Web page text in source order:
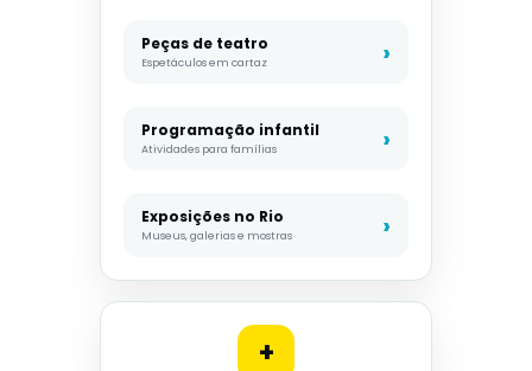
Peças de teatro
Espetáculos em cartaz
Programação infantil
Atividades para famílias
Exposições no Rio
Museus, galerias e mostras
+